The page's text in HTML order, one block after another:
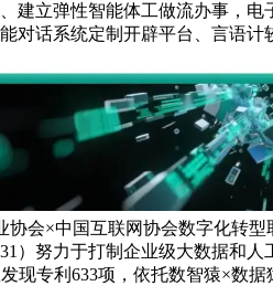
建立弹性智能体工做流办事，
对话系统定制开辟平台、言语计
会×中国互联网协会数字化转
）努力于打制企业级大数据和
现专利633项，依托数智猿×数